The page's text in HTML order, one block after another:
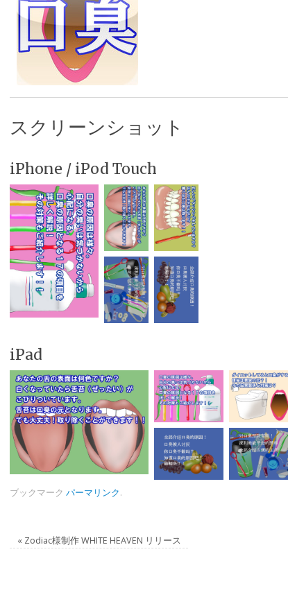
スクリーンショット
iPhone / iPod Touch
iPad
ブックマーク パーマリンク.
« Zodiac様制作 WHITE HEAVEN リリース